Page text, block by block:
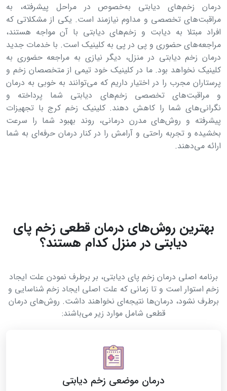
درمان زخم‌های دیابتی به‌خصوص در مراحل پیشرفته، به
مراقبت‌های تخصصی و مداوم نیازمند است. یکی از مشکلاتی که
افراد مبتلا به دیابت و زخم‌های دیابتی با آن مواجه هستند،
مراجعه‌های حضوری و پی در پی به کلینیک است. با خدمات جدید
درمان زخم دیابتی در منزل، دیگر نیازی به مراجعه حضوری به
کلینیک نخواهد بود. ما در کلینیک خود تیمی از متخصصان زخم و
پرستاران مجرب را در اختیار داریم که می‌توانند به خوبی به درمان
و مراقبت‌های تخصصی زخم‌های دیابتی شما پرداخته و
نگرانی‌های شما را کاهش دهند. کلینیک زخم کرج با تجهیزات
پیشرفته و روش‌های مدرن درمانی، روند بهبود شما را سرعت
بخشیده و تجربه راحتی و آرامش را در کنار درمان حرفه‌ای به شما
ارائه می‌دهند.
بهترین روش‌های درمان قطعی زخم پای
دیابتی در منزل کدام هستند؟
برنامه اصلی درمان زخم پای دیابتی، بر برطرف نمودن علت ایجاد
زخم استوار است و تا زمانی که علت اصلی ایجاد زخم شناسایی و
برطرف نشود، درمان‌ها نتیجه‌ای نخواهند داشت. روش‌های درمان
قطعی شامل موارد زیر می‌باشند:
درمان موضعی زخم دیابتی